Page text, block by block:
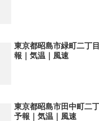
東京都昭島市緑町二丁
報｜気温｜風速
東京都昭島市田中町二
予報｜気温｜風速